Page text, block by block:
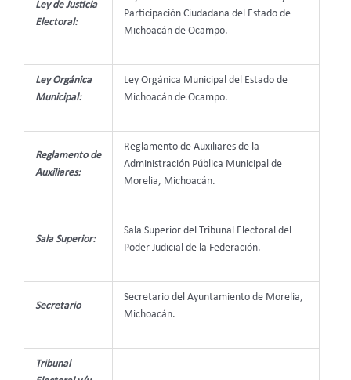
Ley de Justicia
Electoral:
Participación Ciudadana del Estado de
Michoacán de Ocampo.
Ley Orgánica
Municipal:
Ley Orgánica Municipal del Estado de
Michoacán de Ocampo.
Reglamento de
Auxiliares:
Reglamento de Auxiliares de la
Administración Pública Municipal de
Morelia, Michoacán.
Sala Superior:
Sala Superior del Tribunal Electoral del
Poder Judicial de la Federación.
Secretario
Secretario del Ayuntamiento de Morelia,
Michoacán.
Tribunal